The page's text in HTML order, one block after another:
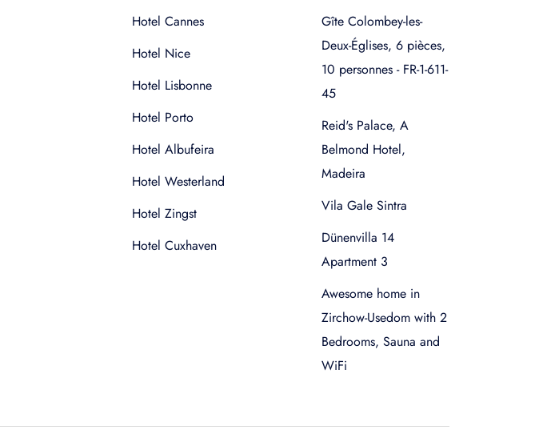
Hotel Cannes
Hotel Nice
Hotel Lisbonne
Hotel Porto
Hotel Albufeira
Hotel Westerland
Hotel Zingst
Hotel Cuxhaven
Gîte Colombey-les-
Deux-Églises, 6 pièces,
10 personnes - FR-1-611-
45
Reid's Palace, A
Belmond Hotel,
Madeira
Vila Gale Sintra
Dünenvilla 14
Apartment 3
Awesome home in
Zirchow-Usedom with 2
Bedrooms, Sauna and
WiFi